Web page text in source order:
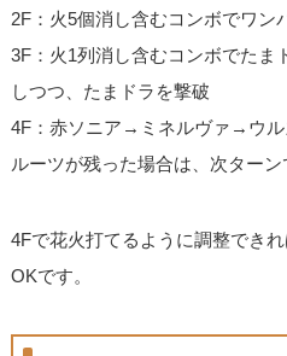
2F：火5個消し含むコンボでワン
3F：火1列消し含むコンボでたま
しつつ、たまドラを撃破
4F：赤ソニア→ミネルヴァ→ウル
ルーツが残った場合は、次ター
4Fで花火打てるように調整でき
OKです。